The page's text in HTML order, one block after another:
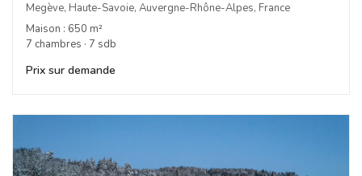
Megève, Haute-Savoie, Auvergne-Rhône-Alpes, France
Maison : 650 m²
7 chambres · 7 sdb
Prix sur demande